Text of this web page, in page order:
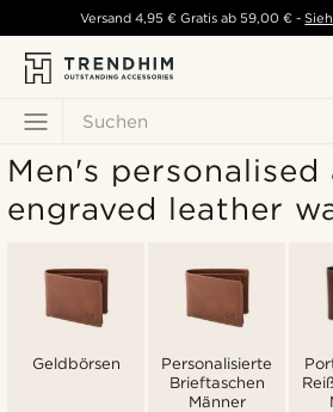
Suchen
Versand 4,95 € Gratis ab59,00 € -
Men's personalised
engraved leather
Geldbörsen
Personalisierte
Brieftaschen
Männer